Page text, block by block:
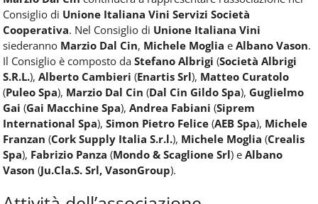
Consiglio di Unione Italiana Vini Servizi Società
Cooperativa. Nel Consiglio di Unione Italiana Vini
siederanno Marzio Dal Cin, Michele Moglia e Albano Vason.
Il Consiglio è composto da Stefano Albrigi (Società Albrigi
S.R.L.), Alberto Cambieri (Enartis Srl), Matteo Curatolo
(Puleo Spa), Marzio Dal Cin (Dal Cin Gildo Spa), Guglielmo
Gai (Gai Macchine Spa), Andrea Fabiani (Siprem
International Spa), Simon Pietro Felice (AEB Spa), Michele
Franzan (Cork Supply Italia S.r.l.), Michele Moglia (Crealis
Spa), Fabrizio Panza (Mondo & Scaglione Srl) e Albano
Vason (Ju.Cla.S. Srl, VasonGroup).